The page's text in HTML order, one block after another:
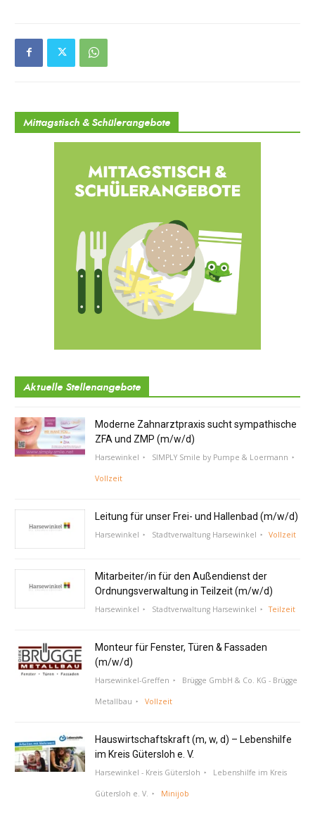
Mittagstisch & Schülerangebote
Aktuelle Stellenangebote
Moderne Zahnarztpraxis sucht sympathische
ZFA und ZMP (m/w/d)
Harsewinkel SIMPLY Smile by Pumpe & Loermann
Vollzeit
Leitung für unser Frei- und Hallenbad (m/w/d)
Harsewinkel Stadtverwaltung Harsewinkel Vollzeit
Mitarbeiter/in für den Außendienst der
Ordnungsverwaltung in Teilzeit (m/w/d)
Harsewinkel Stadtverwaltung Harsewinkel Teilzeit
Monteur für Fenster, Türen & Fassaden
(m/w/d)
Harsewinkel-Greffen Brügge GmbH & Co. KG - Brügge
Metallbau Vollzeit
Hauswirtschaftskraft (m, w, d) – Lebenshilfe
im Kreis Gütersloh e. V.
Harsewinkel - Kreis Gütersloh Lebenshilfe im Kreis
Gütersloh e. V. Minijob